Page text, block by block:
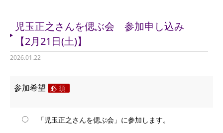
児玉正之さんを偲ぶ会 参加申し込み
【2月21日(土)】
2026.01.22
参加希望 必須
「児玉正之さんを偲ぶ会」に参加します。